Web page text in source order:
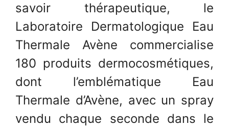
savoir thérapeutique, le
Laboratoire Dermatologique Eau
Thermale Avène commercialise
180 produits dermocosmétiques,
dont l’emblématique Eau
Thermale d’Avène, avec un spray
vendu chaque seconde dans le